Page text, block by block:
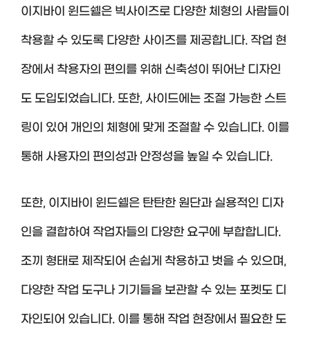
이지바이 윈드쉘은 빅사이즈로 다양한 체형의 사람들이
착용할 수 있도록 다양한 사이즈를 제공합니다. 작업 현
장에서 착용자의 편의를 위해 신축성이 뛰어난 디자인
도 도입되었습니다. 또한, 사이드에는 조절 가능한 스트
링이 있어 개인의 체형에 맞게 조절할 수 있습니다. 이를
통해 사용자의 편의성과 안정성을 높일 수 있습니다.
또한, 이지바이 윈드쉘은 탄탄한 원단과 실용적인 디자
인을 결합하여 작업자들의 다양한 요구에 부합합니다.
조끼 형태로 제작되어 손쉽게 착용하고 벗을 수 있으며,
다양한 작업 도구나 기기들을 보관할 수 있는 포켓도 디
자인되어 있습니다. 이를 통해 작업 현장에서 필요한 도